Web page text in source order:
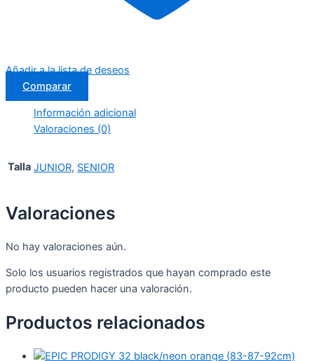
Añadir a la lista de deseos
Comparar
Información adicional
Valoraciones (0)
Talla JUNIOR, SENIOR
Valoraciones
No hay valoraciones aún.
Solo los usuarios registrados que hayan comprado este
producto pueden hacer una valoración.
Productos relacionados